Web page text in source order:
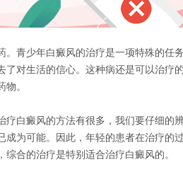
青少年白癜风的治疗是一项特殊的任
了对生活的信心。这种病还是可以治疗
。
白癜风的方法有很多，我们要仔细的
成为可能。因此，年轻的患者在治疗的
合的治疗是特别适合治疗白癜风的。